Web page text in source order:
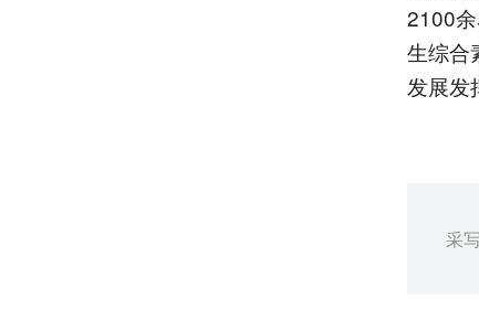
2100
生综合
发展发
采